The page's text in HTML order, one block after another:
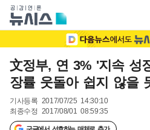
文정부, 연 3% '지속 성
장률 웃돌아 쉽지 않을
기사등록 2017/07/25 14:30:10
최종수정 2017/08/01 08:59:35